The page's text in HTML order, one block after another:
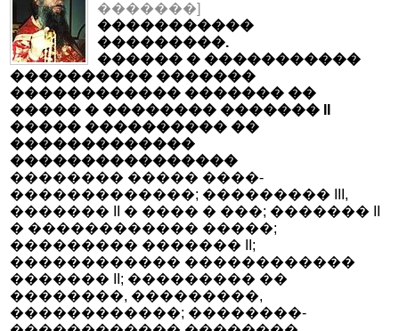
�������]
�����������
���������.
������ � �����������
���������� �������
������������ ������� ��
����� � �������� ������� II
����� ���������� ��
�������������
����������������
�������� ����� ����-
�������������; ��������� III,
������� II � ���� � ���; ������� II
� ������������ �����;
��������� ������� II;
������������ ������������
������� II; ��������� ��
��������, ���������,
������������; ��������-